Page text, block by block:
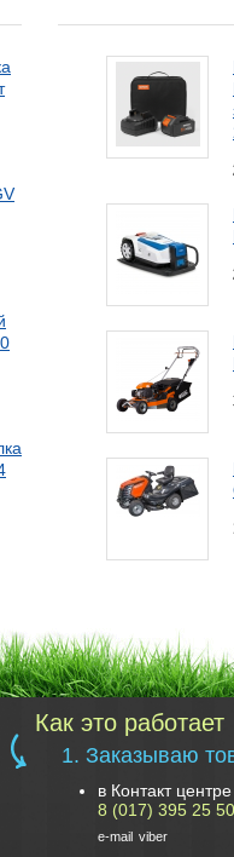
Как это работает
1. Заказываю
в Контакт центре
8 (017) 395 25 50
e-mail viber